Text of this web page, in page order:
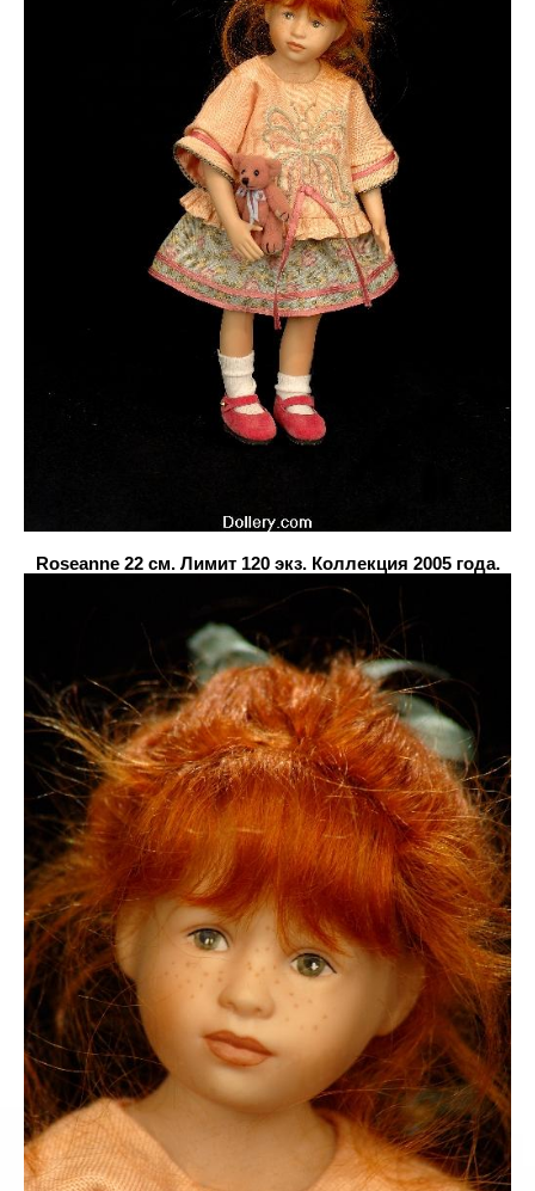
Roseanne 22 см. Лимит 120 экз. Коллекция 2005 года.